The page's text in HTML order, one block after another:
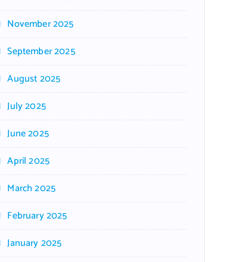
November 2025
September 2025
August 2025
July 2025
June 2025
April 2025
March 2025
February 2025
January 2025